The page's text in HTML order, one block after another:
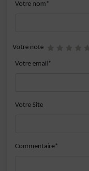
Votre nom*
Votre note
Votre email*
Votre Site
Commentaire*